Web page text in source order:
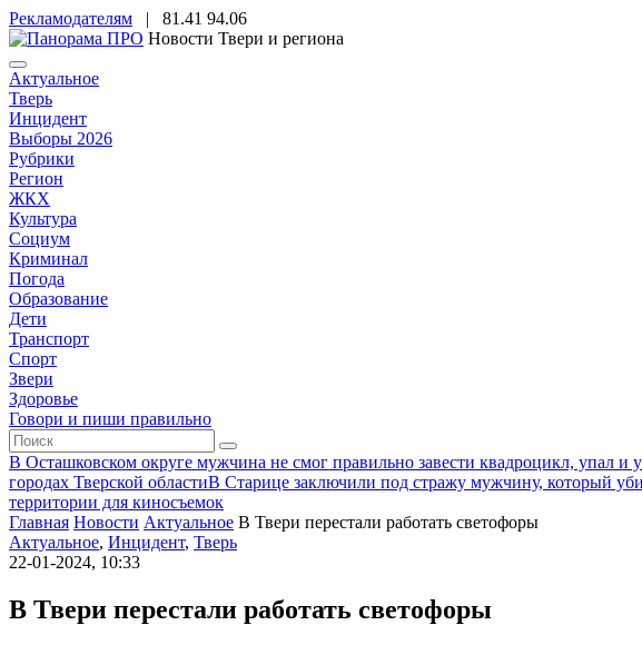
Рекламодателям | 81.41 94.06
Новости Твери и региона
Актуальное
Тверь
Инцидент
Выборы 2026
Рубрики
Регион
ЖКХ
Культура
Социум
Криминал
Погода
Образование
Дети
Транспорт
Спорт
Звери
Здоровье
Говори и пиши правильно
В Осташковском округе мужчина не смог правильно завести квадроцикл, упал и
городах Тверской областиВ Старице заключили под стражу мужчину, который
территории для киносъемок
Главная Новости Актуальное В Твери перестали работать светофоры
Актуальное, Инцидент, Тверь
22-01-2024, 10:33
В Твери перестали работать светофоры